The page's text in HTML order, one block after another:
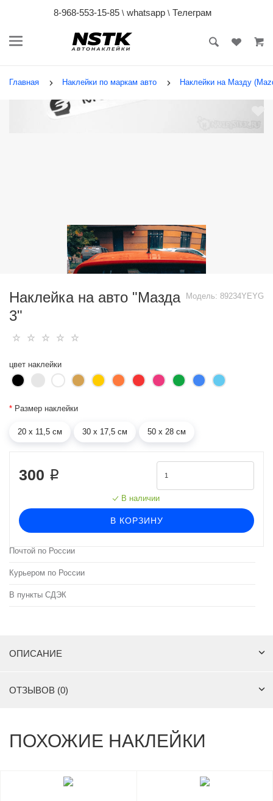
8-968-553-15-85 \ whatsapp\ Телеграм
Главная Наклейки по маркам авто Наклейки на Мазду
Модель: 89234YEYG
Наклейка на авто "Мазда
3"
цвет наклейки
* Размер наклейки
20 х 11,5 см 30 х 17,5 см 50 х 28 см
300 ₽
В наличии
В КОРЗИНУ
Почтой по России
Курьером по России
В пункты СДЭК
ОПИСАНИЕ
ОТЗЫВОВ (0)
ПОХОЖИЕ НАКЛЕЙКИ